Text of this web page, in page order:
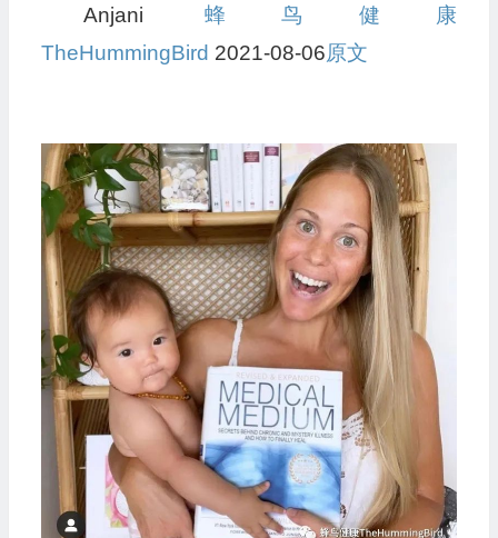
Anjani 蜂鸟健康
TheHummingBird 2021-08-06原文